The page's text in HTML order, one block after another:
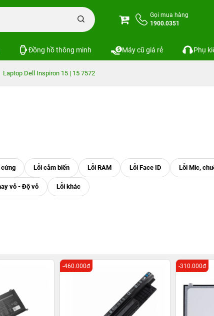
Gọi mua hàng
1900.0351
Đồng hồ thông minh Máy cũ giá rẻ Phụ
Laptop Dell Inspiron 15 | 15 7572
-460.000đ -310.000đ